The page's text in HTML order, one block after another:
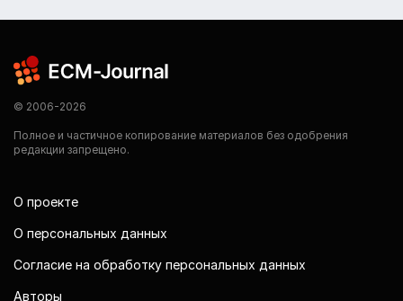
© 2006-2026
Полное и частичное копирование материалов без одобрения
редакции запрещено.
О проекте
О персональных данных
Согласие на обработку персональных данных
Авторы